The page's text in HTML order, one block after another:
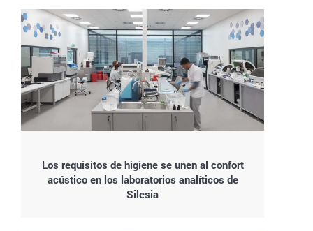
Los requisitos de higiene se unen al confort
acústico en los laboratorios analíticos de
Silesia